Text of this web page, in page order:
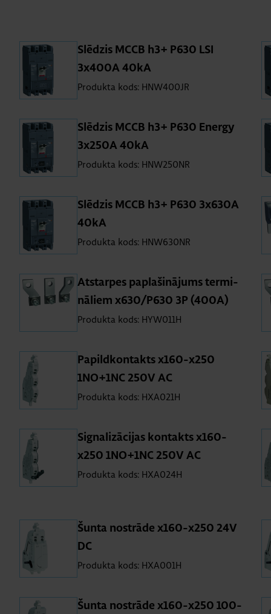
Slē­dzis MCCB h3+ P630 LSI
3x400A 40kA
Produkta kods: HNW400JR
Slē­dzis MCCB h3+ P630 Energy
3x250A 40kA
Produkta kods: HNW250NR
Slē­dzis MCCB h3+ P630 3x630A
40kA
Produkta kods: HNW630NR
At­star­pes pa­pla­ši­nā­jums ter­mi­
nā­liem x630/P630 3P (400A)
Produkta kods: HYW011H
Pa­pil­dkon­takts x160-x250
1NO+1NC 250V AC
Produkta kods: HXA021H
Sig­na­li­zā­ci­jas kon­takts x160-
x250 1NO+1NC 250V AC
Produkta kods: HXA024H
Šunta no­strāde x160-x250 24V
DC
Produkta kods: HXA001H
Šunta no­strāde x160-x250 100-